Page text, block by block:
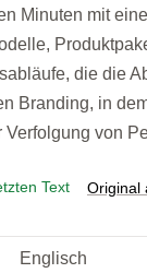
Minuten mit
die die
Branding, in
Verfolgung von
Text Original
Englisch